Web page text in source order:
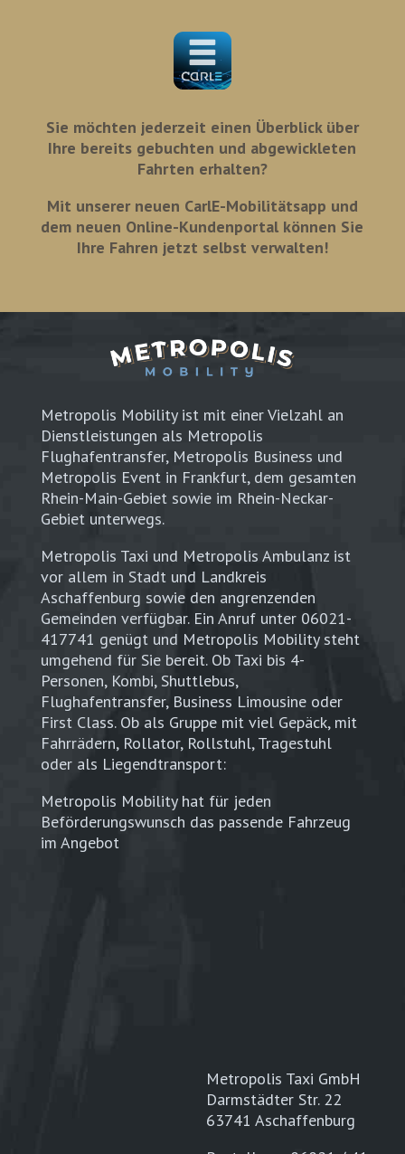
Sie möchten jederzeit einen Überblick über
Ihre bereits gebuchten und abgewickleten
Fahrten erhalten?
Mit unserer neuen CarlE-Mobilitätsapp und
dem neuen Online-Kundenportal können Sie
Ihre Fahren jetzt selbst verwalten!
Metropolis Mobility ist mit einer Vielzahl an
Dienstleistungen als Metropolis
Flughafentransfer, Metropolis Business und
Metropolis Event in Frankfurt, dem gesamten
Rhein-Main-Gebiet sowie im Rhein-Neckar-
Gebiet unterwegs.
Metropolis Taxi und Metropolis Ambulanz ist
vor allem in Stadt und Landkreis
Aschaffenburg sowie den angrenzenden
Gemeinden verfügbar. Ein Anruf unter 06021-
417741 genügt und Metropolis Mobility steht
umgehend für Sie bereit. Ob Taxi bis 4-
Personen, Kombi, Shuttlebus,
Flughafentransfer, Business Limousine oder
First Class. Ob als Gruppe mit viel Gepäck, mit
Fahrrädern, Rollator, Rollstuhl, Tragestuhl
oder als Liegendtransport:
Metropolis Mobility hat für jeden
Beförderungswunsch das passende Fahrzeug
im Angebot
Metropolis Taxi GmbH
Darmstädter Str. 22
63741 Aschaffenburg